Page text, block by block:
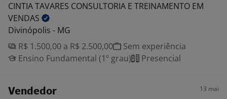
CINTIA TAVARES CONSULTORIA E TREINAMENTO EM
VENDAS
Divinópolis - MG
R$ 1.500,00 a R$ 2.500,00
Sem experiência
Ensino Fundamental (1º grau)
Presencial
Vendedor 13 mai